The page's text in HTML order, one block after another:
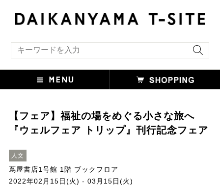
【フェア】福祉の場をめぐる小さな旅へ
『ウェルフェア トリップ』刊行記念フェア
人文
蔦屋書店1号館 1階 ブックフロア
2022年02月15日(火) - 03月15日(火)